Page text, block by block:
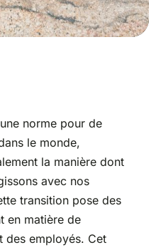
norme pour de
le monde,
la manière dont
avec nos
transition pose des
en matière de
des employés. Cet